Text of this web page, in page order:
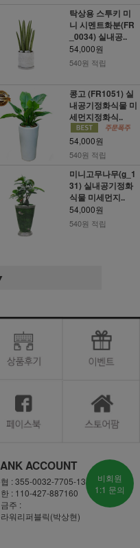
탁상용 스투키 미
니 시멘트화분(FR
_0034) 실내공..
54,000원
540원 적립
콩고 (FR1051) 실
내공기정화식물 미
세먼지정화식..
54,000원
540원 적립
미니고무나무(g_1
31) 실내공기정화
식물 미세먼지..
54,000원
540원 적립
ACCOUNT
: 355-0032-7705-13
: 110-427-887160
주 :
워리퍼블릭(박상현)
비회원
1:1 문의